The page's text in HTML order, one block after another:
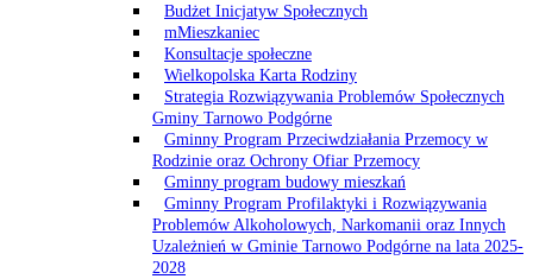
Budżet Inicjatyw Społecznych
mMieszkaniec
Konsultacje społeczne
Wielkopolska Karta Rodziny
Strategia Rozwiązywania Problemów Społecznych
Gminy Tarnowo Podgórne
Gminny Program Przeciwdziałania Przemocy w
Rodzinie oraz Ochrony Ofiar Przemocy
Gminny program budowy mieszkań
Gminny Program Profilaktyki i Rozwiązywania
Problemów Alkoholowych, Narkomanii oraz Innych
Uzależnień w Gminie Tarnowo Podgórne na lata 2025-
2028